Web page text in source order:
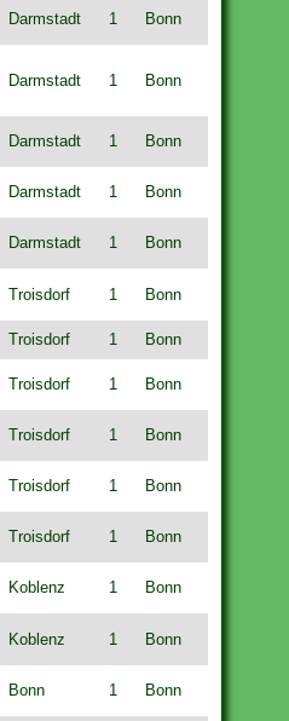
Darmstadt 1 Bonn
Darmstadt 1 Bonn
Darmstadt 1 Bonn
Darmstadt 1 Bonn
Darmstadt 1 Bonn
Troisdorf 1 Bonn
Troisdorf 1 Bonn
Troisdorf 1 Bonn
Troisdorf 1 Bonn
Troisdorf 1 Bonn
Troisdorf 1 Bonn
Koblenz 1 Bonn
Koblenz 1 Bonn
Bonn 1 Bonn